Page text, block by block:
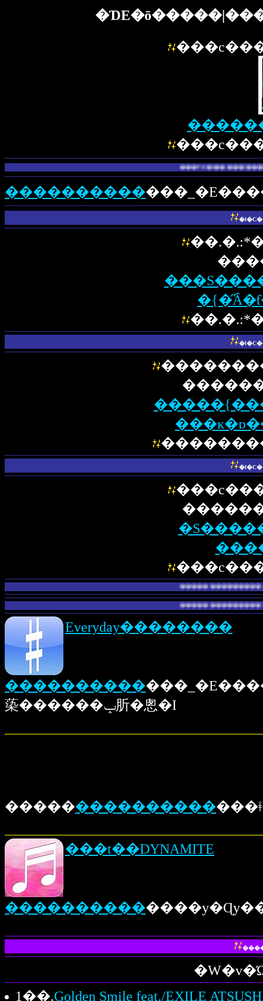
����������
Everyday��������
����������
蒅������ݒ肵�悤�I
���������������
���t��DYNAMITE
����������
1��.